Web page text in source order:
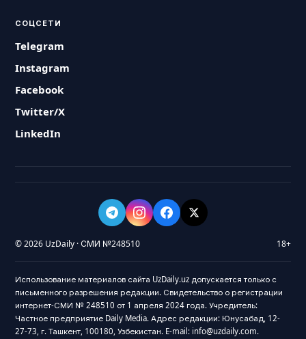
СОЦСЕТИ
Telegram
Instagram
Facebook
Twitter/X
LinkedIn
© 2026 UzDaily · СМИ №248510 18+
Использование материалов сайта UzDaily.uz допускается только с
письменного разрешения редакции. Свидетельство о регистрации
интернет-СМИ № 248510 от 1 апреля 2024 года. Учредитель:
Частное предприятие Daily Media. Адрес редакции: Юнусабад, 12-
27-73, г. Ташкент, 100180, Узбекистан. E-mail: info@uzdaily.com.